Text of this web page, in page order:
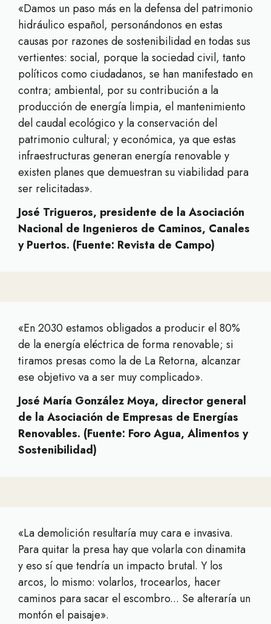
«Damos un paso más en la defensa del patrimonio
hidráulico español, personándonos en estas
causas por razones de sostenibilidad en todas sus
vertientes: social, porque la sociedad civil, tanto
políticos como ciudadanos, se han manifestado en
contra; ambiental, por su contribución a la
producción de energía limpia, el mantenimiento
del caudal ecológico y la conservación del
patrimonio cultural; y económica, ya que estas
infraestructuras generan energía renovable y
existen planes que demuestran su viabilidad para
ser relicitadas».
José Trigueros, presidente de la Asociación
Nacional de Ingenieros de Caminos, Canales
y Puertos. (Fuente: Revista de Campo)
«En 2030 estamos obligados a producir el 80%
de la energía eléctrica de forma renovable; si
tiramos presas como la de La Retorna, alcanzar
ese objetivo va a ser muy complicado».
José María González Moya, director general
de la Asociación de Empresas de Energías
Renovables. (Fuente: Foro Agua, Alimentos y
Sostenibilidad)
«La demolición resultaría muy cara e invasiva.
Para quitar la presa hay que volarla con dinamita
y eso sí que tendría un impacto brutal. Y los
arcos, lo mismo: volarlos, trocearlos, hacer
caminos para sacar el escombro... Se alteraría un
montón el paisaje».